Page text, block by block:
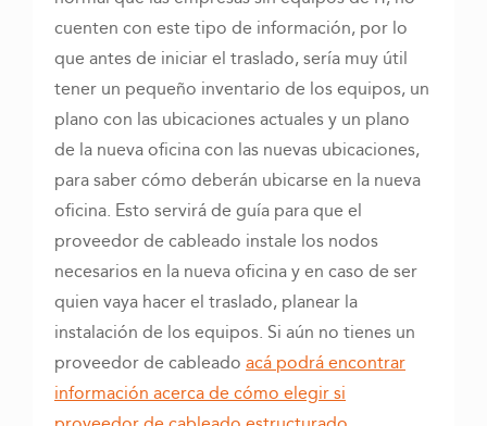
cuenten con este tipo de información, por lo
que antes de iniciar el traslado, sería muy útil
tener un pequeño inventario de los equipos, un
plano con las ubicaciones actuales y un plano
de la nueva oficina con las nuevas ubicaciones,
para saber cómo deberán ubicarse en la nueva
oficina. Esto servirá de guía para que el
proveedor de cableado instale los nodos
necesarios en la nueva oficina y en caso de ser
quien vaya hacer el traslado, planear la
instalación de los equipos. Si aún no tienes un
proveedor de cableado acá podrá encontrar
información acerca de cómo elegir si